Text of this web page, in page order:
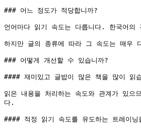
### 어느 정도가 적당합니까?
언어마다 읽기 속도는 다릅니다. 한국어
하지만 글의 종류에 따라 그 속도는 매우
### 어떻게 개선할 수 있습니까?
#### 재미있고 글밥이 많은 책을 많이 읽
읽은 내용을 처리하는 속도와 관계가 있
다.
#### 적정 읽기 속도를 유도하는 트레이닝